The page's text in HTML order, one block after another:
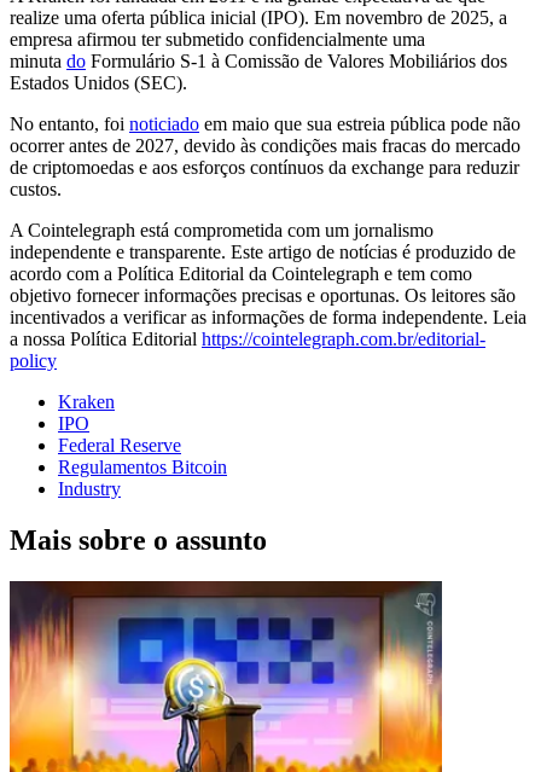
realize uma oferta pública inicial (IPO). Em novembro de 2025, a
empresa afirmou ter submetido confidencialmente uma
minuta do Formulário S-1 à Comissão de Valores Mobiliários dos
Estados Unidos (SEC).
No entanto, foi noticiado em maio que sua estreia pública pode não
ocorrer antes de 2027, devido às condições mais fracas do mercado
de criptomoedas e aos esforços contínuos da exchange para reduzir
custos.
A Cointelegraph está comprometida com um jornalismo
independente e transparente. Este artigo de notícias é produzido de
acordo com a Política Editorial da Cointelegraph e tem como
objetivo fornecer informações precisas e oportunas. Os leitores são
incentivados a verificar as informações de forma independente. Leia
a nossa Política Editorial https://cointelegraph.com.br/editorial-
policy
Kraken
IPO
Federal Reserve
Regulamentos Bitcoin
Industry
Mais sobre o assunto